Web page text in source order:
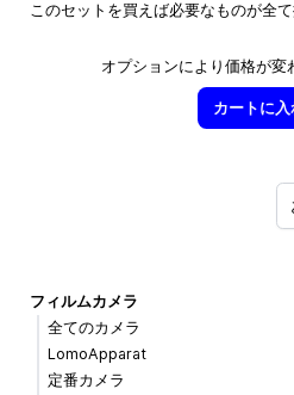
このセットを買えば必要なものが全て
オプションにより価格が変
カートに入
フィルムカメラ
全てのカメラ
LomoApparat
定番カメラ